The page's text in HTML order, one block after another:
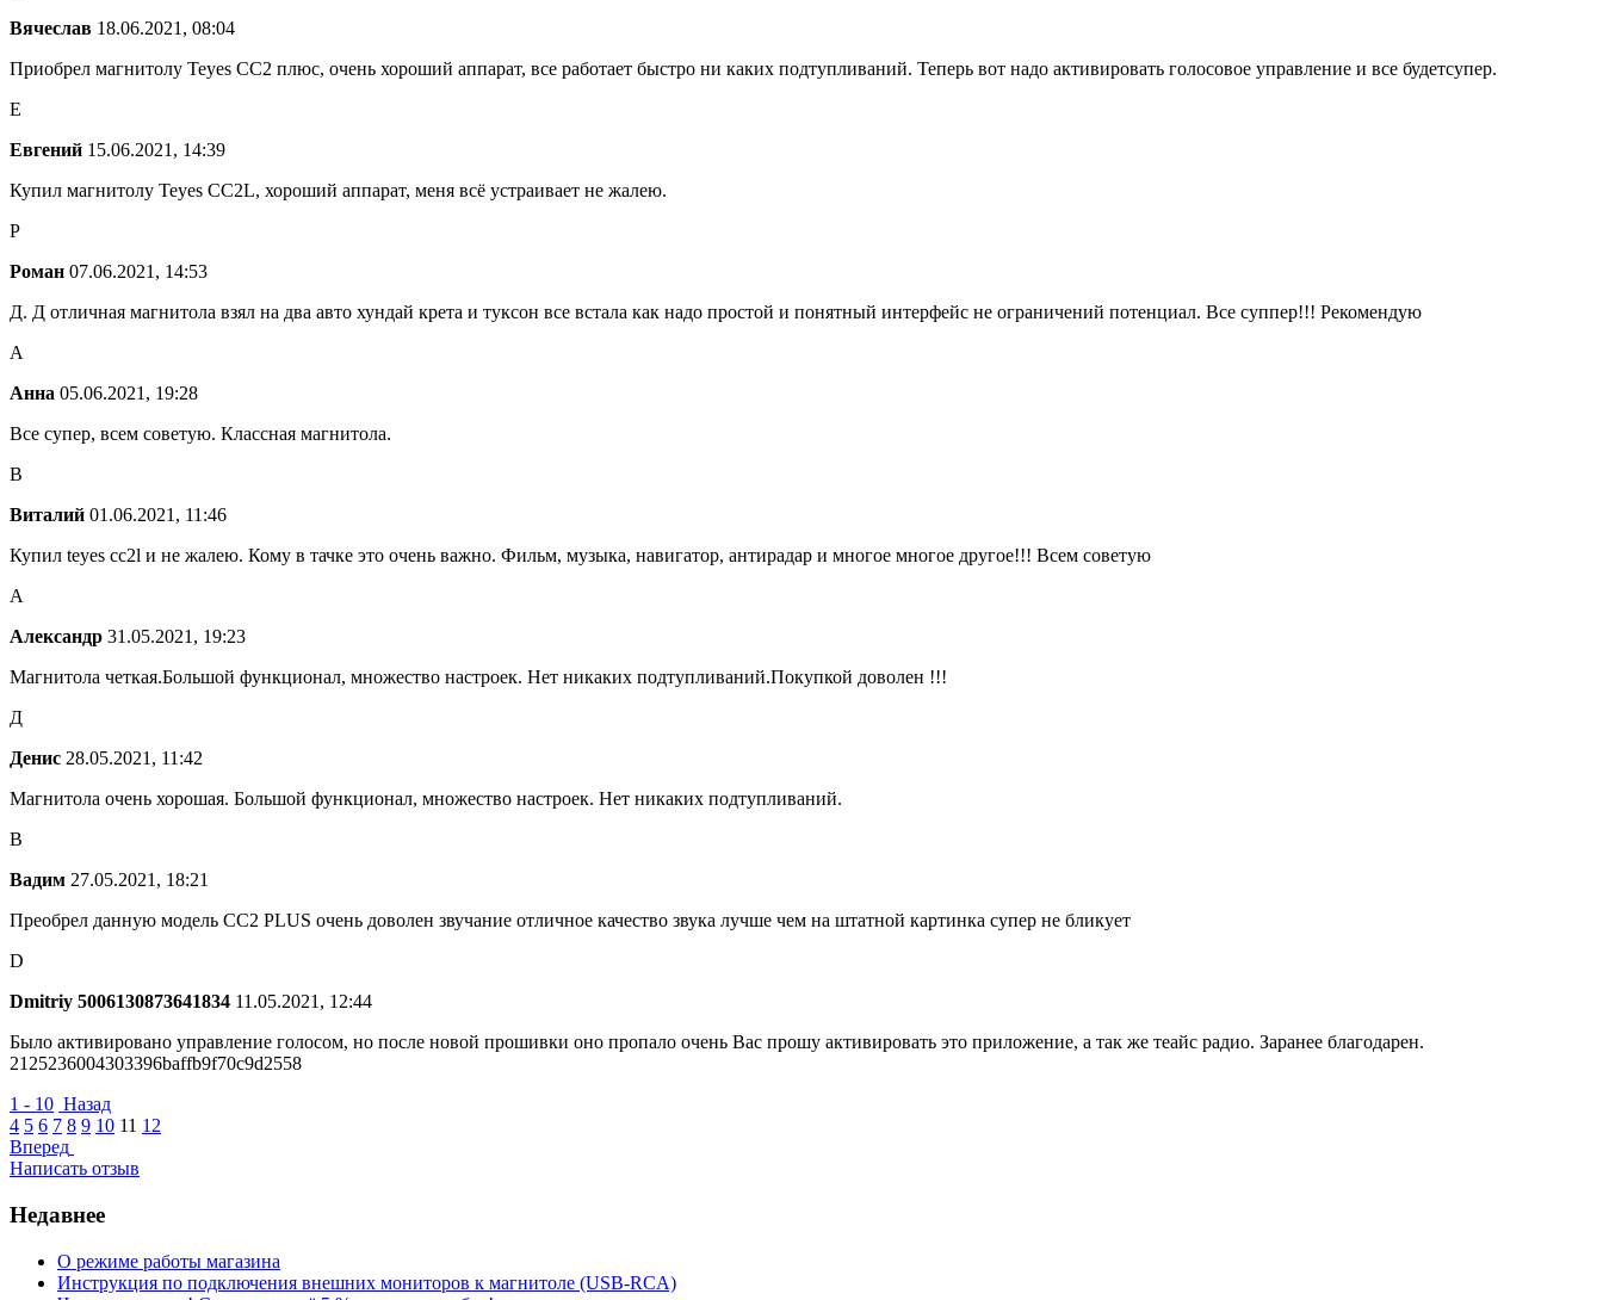
Вячеслав 18.06.2021, 08:04
Приобрел магнитолу Teyes CC2 плюс, очень хороший аппарат, все работает быстро ни каких подтупливаний. Теперь вот надо активировать голосовое управление и все будетсупер.
Е
Евгений 15.06.2021, 14:39
Купил магнитолу Teyes CC2L, хороший аппарат, меня всё устраивает не жалею.
Р
Роман 07.06.2021, 14:53
Д. Д отличная магнитола взял на два авто хундай крета и туксон все встала как надо простой и понятный интерфейс не ограничений потенциал. Все суппер!!! Рекомендую
А
Анна 05.06.2021, 19:28
Все супер, всем советую. Классная магнитола.
В
Виталий 01.06.2021, 11:46
Купил teyes cc2l и не жалею. Кому в тачке это очень важно. Фильм, музыка, навигатор, антирадар и многое многое другое!!! Всем советую
А
Александр 31.05.2021, 19:23
Магнитола четкая.Большой функционал, множество настроек. Нет никаких подтупливаний.Покупкой доволен !!!
Д
Денис 28.05.2021, 11:42
Магнитола очень хорошая. Большой функционал, множество настроек. Нет никаких подтупливаний.
В
Вадим 27.05.2021, 18:21
Преобрел данную модель CC2 PLUS очень доволен звучание отличное качество звука лучше чем на штатной картинка супер не бликует
D
Dmitriy 5006130873641834 11.05.2021, 12:44
Было активировано управление голосом, но после новой прошивки оно пропало очень Вас прошу активировать это приложение, а так же теайс радио. Заранее благодарен.
2125236004303396baffb9f70c9d2558
1 - 10 Назад
4 5 6 7 8 9 10 11 12
Вперед
Написать отзыв
Недавнее
О режиме работы магазина
Инструкция по подключения внешних мониторов к магнитоле (USB-RCA)